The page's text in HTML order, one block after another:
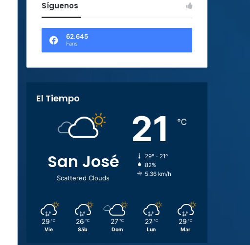
Síguenos
62.645
Fans
El Tiempo
San José
Scattered Clouds
21 ℃
29º - 21º
82%
5.36 km/h
29 ℃
Vie
26 ℃
Sáb
27 ℃
Dom
27 ℃
Lun
29 ℃
Mar